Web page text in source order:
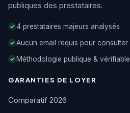
publiques des prestataires.
✓ 4 prestataires majeurs analysés
✓ Aucun email requis pour consulter
✓ Méthodologie publique & vérifiable
GARANTIES DE LOYER
Comparatif 2026